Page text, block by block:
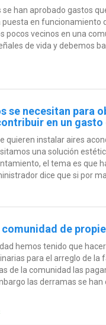
se han aprobado gastos
en funcionamiento
pocos vecinos en una
de vida y debemos
se necesitan para
en un
quieren instalar aires
una solución
el tema es que
dice que si por
comunidad de
hemos tenido que
para el arreglo de la
de la comunidad las
las derramas se han